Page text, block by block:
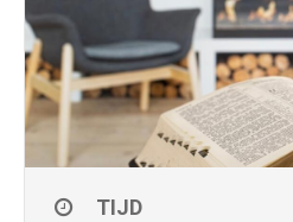
TIJD